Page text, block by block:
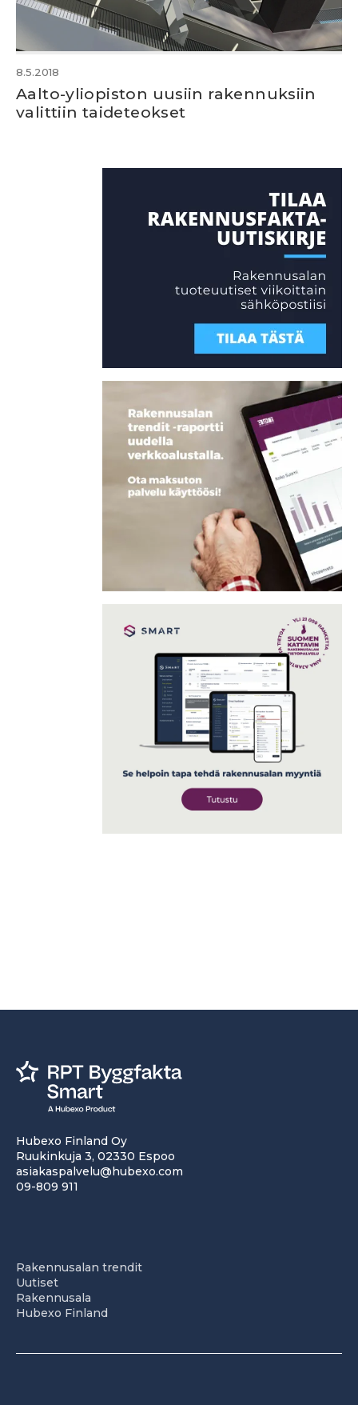
8.5.2018
Aalto-yliopiston uusiin rakennuksiin
valittiin taideteokset
Hubexo Finland Oy
Ruukinkuja 3, 02330 Espoo
asiakaspalvelu@hubexo.com
09-809 911
Rakennusalan trendit
Uutiset
Rakennusala
Hubexo Finland